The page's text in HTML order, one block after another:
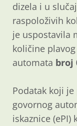
dizela i u
raspoloživih
je uspostavila
količine
automata broj
Podatak koji
govornog
iskaznice